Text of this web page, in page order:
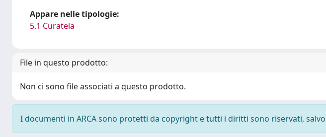
Appare nelle tipologie:
5.1 Curatela
File in questo prodotto:
Non ci sono file associati a questo prodotto.
I documenti in ARCA sono protetti da copyright e tutti i diritti sono riservati,